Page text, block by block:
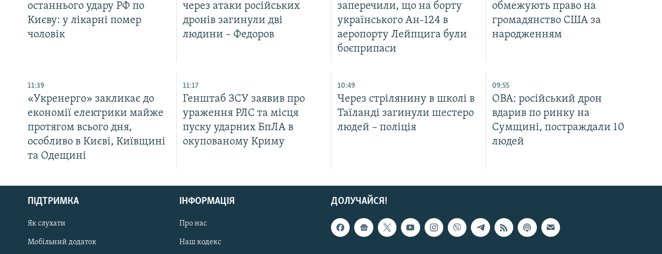
РУС
ДОЛУЧАЙСЯ!
останнього удару РФ по
Києву: у лікарні помер
чоловік
через атаки російських
дронів загинули дві
людини – Федоров
заперечили, що на борту
українського Ан-124 в
аеропорту Лейпцига були
боєприпаси
обмежують право на
громадянство США за
народженням
11:39
«Укренерго» закликає до
економії електрики майже
протягом всього дня,
особливо в Києві, Київщині
та Одещині
11:17
Генштаб ЗСУ заявив про
ураження РЛС та місця
пуску ударних БпЛА в
окупованому Криму
10:49
Через стрілянину в школі в
Таїланді загинули шестеро
людей – поліція
09:55
ОВА: російський дрон
вдарив по ринку на
Сумщині, постраждали 10
людей
ДОЛУЧАЙСЯ!
ПІДТРИМКА
Як слухати
Мобільний додаток
ІНФОРМАЦІЯ
Про нас
Наш кодекс